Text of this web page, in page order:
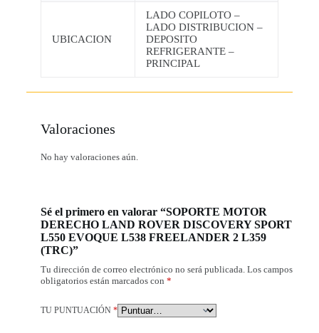
UBICACION
LADO COPILOTO –
LADO DISTRIBUCION –
DEPOSITO
REFRIGERANTE –
PRINCIPAL
Valoraciones
No hay valoraciones aún.
Sé el primero en valorar “SOPORTE MOTOR
DERECHO LAND ROVER DISCOVERY SPORT
L550 EVOQUE L538 FREELANDER 2 L359
(TRC)”
Tu dirección de correo electrónico no será publicada. Los campos
obligatorios están marcados con *
TU PUNTUACIÓN *